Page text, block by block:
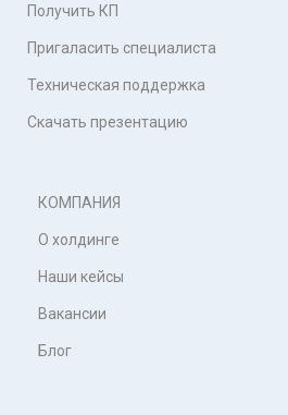
Получить КП
Пригаласить специалиста
Техническая поддержка
Скачать презентацию
КОМПАНИЯ
О холдинге
Наши кейсы
Вакансии
Блог